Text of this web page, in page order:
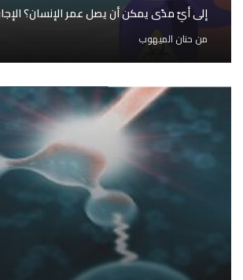
إلى أيّ مدًى يمكن أن يصل عمر الإنسان؟
من حنان الميهوب